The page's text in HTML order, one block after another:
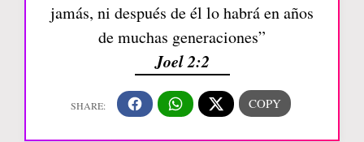
jamás, ni después de él lo habrá en años
de muchas generaciones”
Joel 2:2